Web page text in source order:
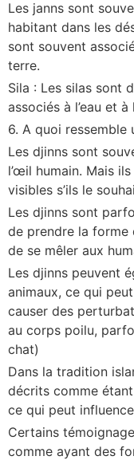
Les janns sont
habitant dans les
sont souvent
terre.
Sila : Les silas sont
associés à l’eau et
6. A quoi ressemble
Les djinns sont
l’œil humain. Mais
visibles s’ils le
Les djinns sont
de prendre la forme
de se mêler aux
Les djinns peuvent
animaux, ce qui
causer des
au corps poilu,
chat)
Dans la tradition
décrits comme
ce qui peut
Certains
comme ayant des